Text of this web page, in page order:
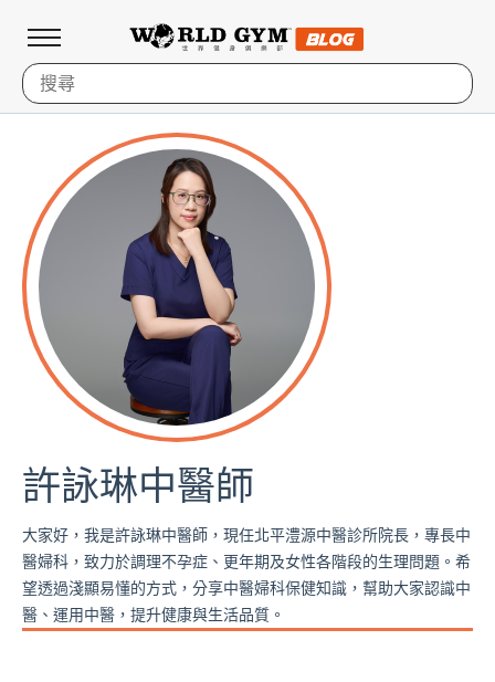
許詠琳中醫師
大家好，我是許詠琳中醫師，現任北平澧源中醫診所院長，專長中
醫婦科，致力於調理不孕症、更年期及女性各階段的生理問題。希
望透過淺顯易懂的方式，分享中醫婦科保健知識，幫助大家認識中
醫、運用中醫，提升健康與生活品質。